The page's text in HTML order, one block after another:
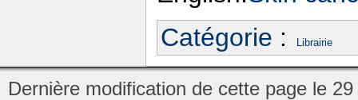
Catégorie : Librairie
Dernière modification de cette page le